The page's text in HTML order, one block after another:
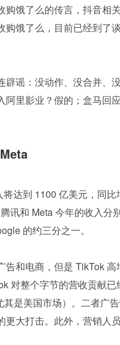
购饿了么的传言，抖音相
购饿了么，目前已经到了
谣：没动作、没合并、
里影业？假的；盒马回
达到 1100 亿美元，同
和 Meta 今年的收入分
的约三分之一。
和电商，但是 TikTok
对整个字节的营收贡献
是美国市场）。二者广
大打击。此外，营销人